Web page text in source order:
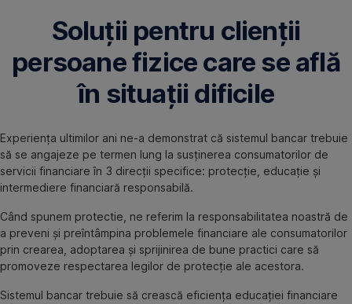
Soluții pentru clienții
persoane fizice care se află
în situații dificile
Experiența ultimilor ani ne-a demonstrat că sistemul bancar trebuie
să se angajeze pe termen lung la susținerea consumatorilor de
servicii financiare în 3 direcții specifice: protecție, educație și
intermediere financiară responsabilă.
Când spunem protectie, ne referim la responsabilitatea noastră de
a preveni și preîntâmpina problemele financiare ale consumatorilor
prin crearea, adoptarea și sprijinirea de bune practici care să
promoveze respectarea legilor de protecție ale acestora.
Sistemul bancar trebuie să crească eficiența educației financiare